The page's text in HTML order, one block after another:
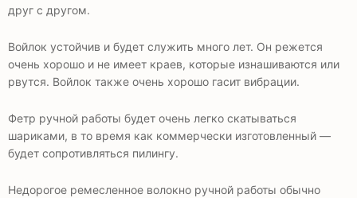
друг с другом.
Войлок устойчив и будет служить много лет. Он режется
очень хорошо и не имеет краев, которые изнашиваются или
рвутся. Войлок также очень хорошо гасит вибрации.
Фетр ручной работы будет очень легко скатываться
шариками, в то время как коммерчески изготовленный —
будет сопротивляться пилингу.
Недорогое ремесленное волокно ручной работы обычно